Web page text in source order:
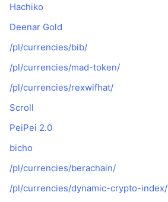
Sporty
Finanse
Technologia
Analiza techniczna
MACD
Przegląd
Stopy finansowania
Badania
Słowniczek
Airdropy
Ucz się i zarabiaj
Hachiko
Deenar Gold
/pl/currencies/bib/
/pl/currencies/mad-token/
/pl/currencies/rexwifhat/
Scroll
PeiPei 2.0
bicho
/pl/currencies/berachain/
/pl/currencies/dynamic-crypto-index/